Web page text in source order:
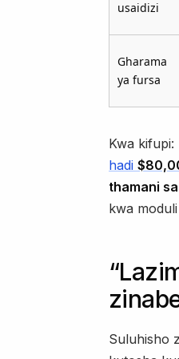
usaidizi
Gharama
ya fursa
Kwa
hadi
thamani
kwa
Suluhisho